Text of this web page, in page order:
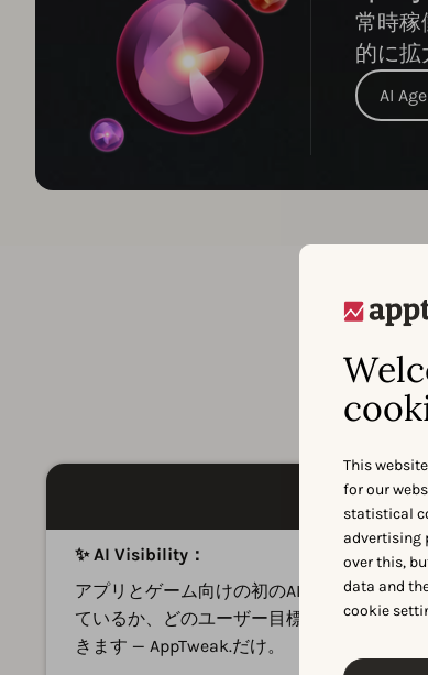
This
for our
statistical
advertising
over this,
data and
cookie
常時稼
的に拡
AI
✨ AI Visibility：
アプリとゲーム向けの初のAI検索プラット
ているか、どのユーザー目標に対してか、
きます — AppTweak.だけ。